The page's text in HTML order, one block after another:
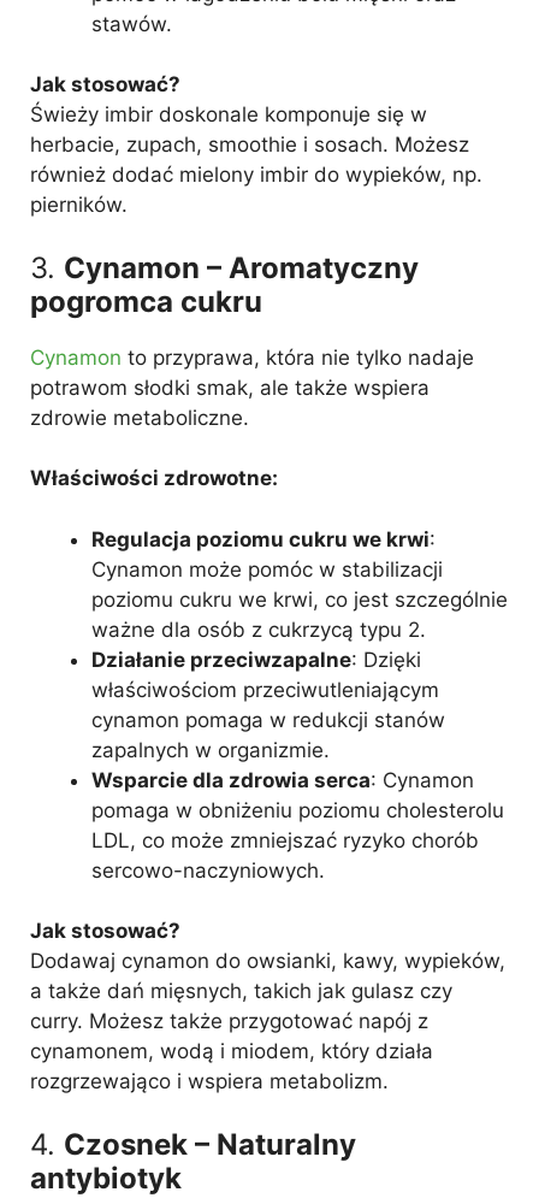
stawów.
Jak stosować?
Świeży imbir doskonale komponuje się w
herbacie, zupach, smoothie i sosach. Możesz
również dodać mielony imbir do wypieków, np.
pierników.
3. Cynamon – Aromatyczny
pogromca cukru
Cynamon to przyprawa, która nie tylko nadaje
potrawom słodki smak, ale także wspiera
zdrowie metaboliczne.
Właściwości zdrowotne:
Regulacja poziomu cukru we krwi:
Cynamon może pomóc w stabilizacji
poziomu cukru we krwi, co jest szczególnie
ważne dla osób z cukrzycą typu 2.
Działanie przeciwzapalne: Dzięki
właściwościom przeciwutleniającym
cynamon pomaga w redukcji stanów
zapalnych w organizmie.
Wsparcie dla zdrowia serca: Cynamon
pomaga w obniżeniu poziomu cholesterolu
LDL, co może zmniejszać ryzyko chorób
sercowo-naczyniowych.
Jak stosować?
Dodawaj cynamon do owsianki, kawy, wypieków,
a także dań mięsnych, takich jak gulasz czy
curry. Możesz także przygotować napój z
cynamonem, wodą i miodem, który działa
rozgrzewająco i wspiera metabolizm.
4. Czosnek – Naturalny
antybiotyk